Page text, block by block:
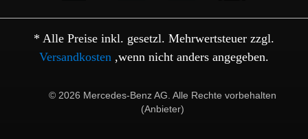
* Alle Preise inkl. gesetzl. Mehrwertsteuer zzgl.
Versandkosten ,wenn nicht anders angegeben.
© 2026 Mercedes-Benz AG. Alle Rechte vorbehalten
(Anbieter)